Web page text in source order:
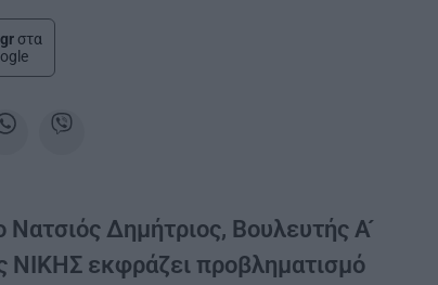
στα
Δημήτριος, Βουλευτής Α
ΝΙΚΗΣ εκφράζει προβληματισμό